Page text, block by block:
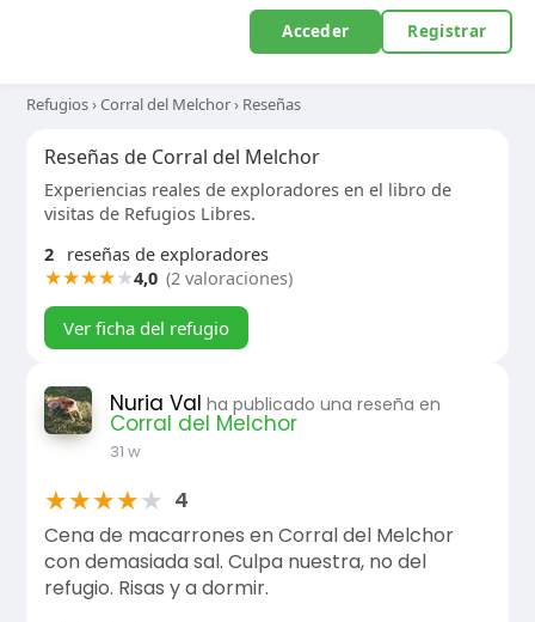
Acceder Registrar
Refugios›Corral del Melchor› Reseñas
Reseñas de Corral del Melchor
Experiencias reales de exploradores en el libro de
visitas de Refugios Libres.
2
reseñas de exploradores
★★★★★4,0 (2 valoraciones)
Ver ficha del refugio
Nuria Val ha publicado una reseña en
Corral del Melchor
31 w
★★★★★ 4
Cena de macarrones en Corral del Melchor
con demasiada sal. Culpa nuestra, no del
refugio. Risas y a dormir.